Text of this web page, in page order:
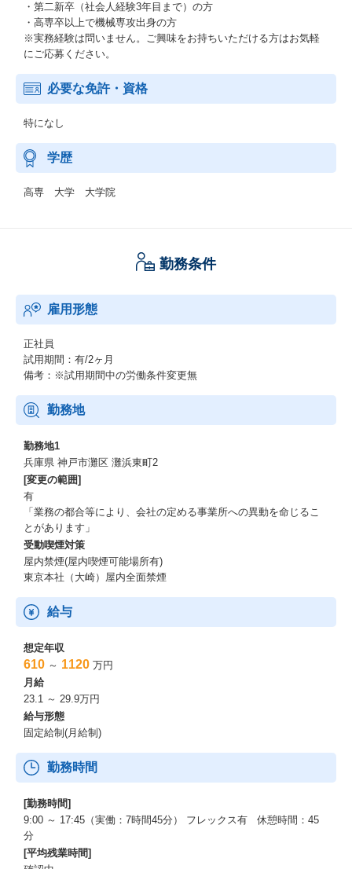
・第二新卒（社会人経験3年目まで）の方
・高専卒以上で機械専攻出身の方
※実務経験は問いません。ご興味をお持ちいただける方はお気軽
にご応募ください。
必要な免許・資格
特になし
学歴
高専 大学 大学院
勤務条件
雇用形態
正社員
試用期間：有/2ヶ月
備考：※試用期間中の労働条件変更無
勤務地
勤務地1
兵庫県 神戸市灘区 灘浜東町2
[変更の範囲]
有
「業務の都合等により、会社の定める事業所への異動を命じるこ
とがあります」
受動喫煙対策
屋内禁煙(屋内喫煙可能場所有)
東京本社（大崎）屋内全面禁煙
給与
想定年収
610 ～ 1120 万円
月給
23.1 ～ 29.9万円
給与形態
固定給制(月給制)
勤務時間
[勤務時間]
9:00 ～ 17:45（実働：7時間45分） フレックス有 休憩時間：45
分
[平均残業時間]